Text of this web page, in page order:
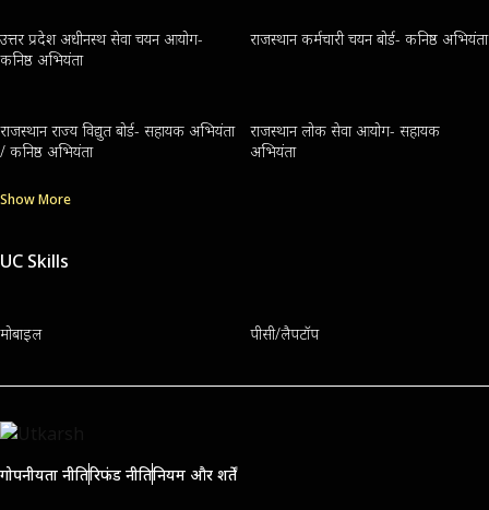
उत्तर प्रदेश अधीनस्थ सेवा चयन आयोग-
कनिष्ठ अभियंता
राजस्थान कर्मचारी चयन बोर्ड- कनिष्ठ अभियंता
राजस्थान राज्य विद्युत बोर्ड- सहायक अभियंता
/ कनिष्ठ अभियंता
राजस्थान लोक सेवा आयोग- सहायक
अभियंता
Show More
UC Skills
मोबाइल पीसी/लैपटॉप
गोपनीयता नीतिरिफंड नीतिनियम और शर्तें